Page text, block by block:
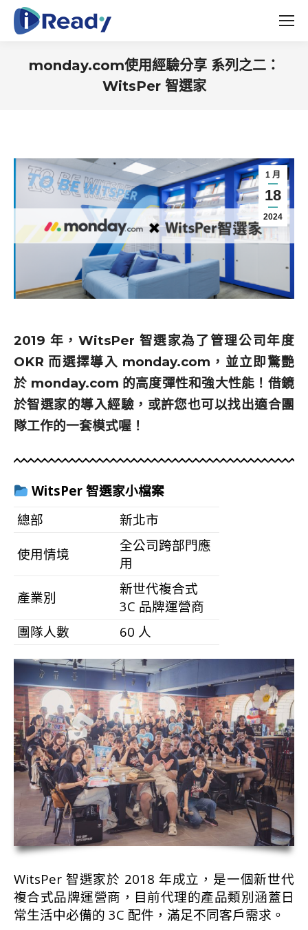
monday.com使用經驗分享 系列之二：
WitsPer 智選家
1 月
18
2024
2019 年，WitsPer 智選家為了管理公司年度
OKR 而選擇導入 monday.com ，並立即驚艷
於 monday.com 的高度彈性和強大性能！借鏡
於智選家的導入經驗，或許您也可以找出適合團
隊工作的一套模式喔！
WitsPer 智選家小檔案
總部
新北市
使用情境
全公司跨部門應
用
產業別
新世代複合式
3C 品牌運營商
團隊人數
60 人
WitsPer 智選家於 2018 年成立，是一個新世代
複合式品牌運營商，目前代理的產品類別涵蓋日
常生活中必備的 3C 配件，滿足不同客戶需求。